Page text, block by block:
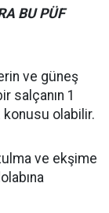
BU PÜF
ve güneş
salçanın 1
konusu olabilir.
ve ekşime